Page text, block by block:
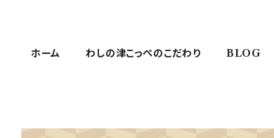
ホーム わしの津こっぺのこだわり BLOG